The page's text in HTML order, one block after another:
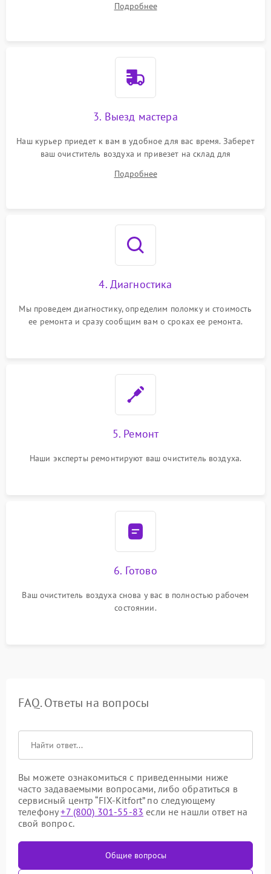
Подробнее
3. Выезд мастера
Наш курьер приедет к вам в удобное для вас время. Заберет
ваш очиститель воздуха и привезет на склад для
Подробнее
4. Диагностика
Мы проведем диагностику, определим поломку и стоимость
ее ремонта и сразу сообщим вам о сроках ее ремонта.
5. Ремонт
Наши эксперты ремонтируют ваш очиститель воздуха.
6. Готово
Ваш очиститель воздуха снова у вас в полностью рабочем
состоянии.
FAQ. Ответы на вопросы
Вы можете ознакомиться с приведенными ниже
часто задаваемыми вопросами, либо обратиться в
сервисный центр “FIX-Kitfort” по следующему
телефону+7 (800) 301-55-83 если не нашли ответ на
свой вопрос.
Общие вопросы